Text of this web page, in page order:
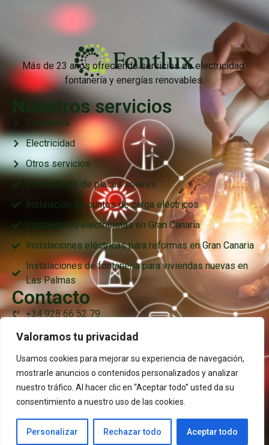
Valoramos tu privacidad
Usamos cookies para mejorar su experiencia de navegación,
mostrarle anuncios o contenidos personalizados y analizar
nuestro tráfico. Al hacer clic en “Aceptar todo” usted da su
consentimiento a nuestro uso de las cookies.
Personalizar Rechazar todo Aceptar todo
Más de 23 años ofreciendo servicios de electricidad
fontanería y energías renovables.
Nuestros servicios
Fontanería
Electricidad
Otros servicios
Instaladores de placas solares
Instalación de puntos de carga eléctricos
Instaladores electricistas en Gran Canaria
Instalaciones eléctricas para reformas en Gran Canaria
Instalaciones de fontanería para viviendas nuevas en
Las Palmas
Contacto
+34 928 66 52 79
+34 638 76 98 76
fontlux@fontlux.com
C/ Sta. Teresa de Jesús, 21 35200 Balcón de Telde –
Jinamar
Copyright © 2026 Fontlux All Right Reserved
Aviso LegalPolítica de privacidadPolìtica de cookies